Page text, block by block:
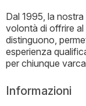
Dal 1995, la
volontà di offrire
distinguono,
esperienza
per chiunque
Informazioni